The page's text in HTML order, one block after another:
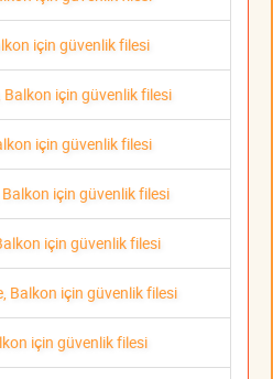
için güvenlik filesi
için güvenlik filesi
için güvenlik filesi
için güvenlik filesi
için güvenlik filesi
Balkon için güvenlik filesi
için güvenlik filesi